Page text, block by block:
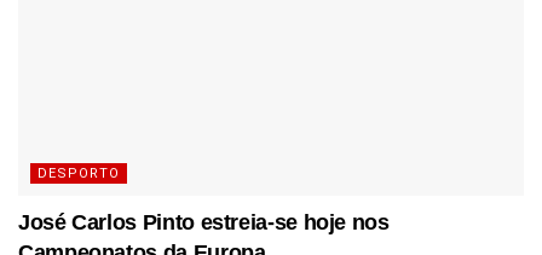
DESPORTO
José Carlos Pinto estreia-se hoje nos